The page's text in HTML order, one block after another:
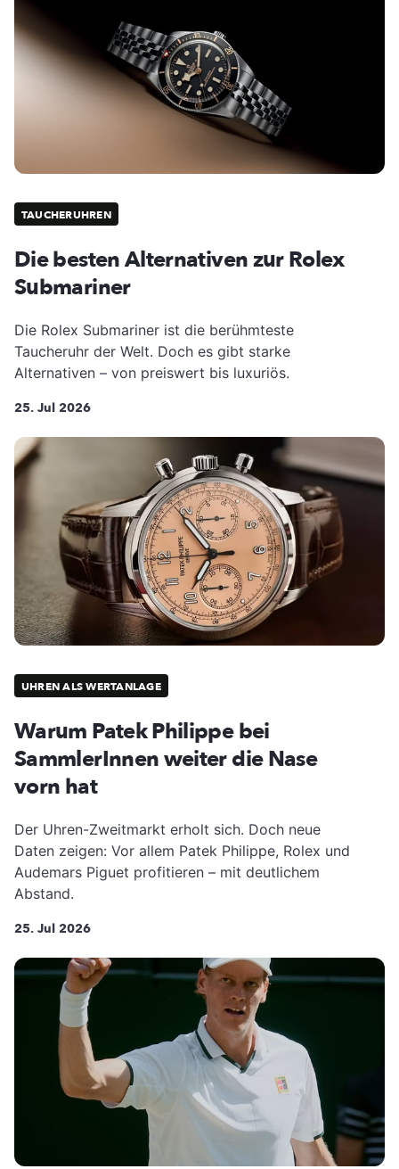
TAUCHERUHREN
Die besten Alternativen zur Rolex
Submariner
Die Rolex Submariner ist die berühmteste
Taucheruhr der Welt. Doch es gibt starke
Alternativen – von preiswert bis luxuriös.
25. Jul 2026
UHREN ALS WERTANLAGE
Warum Patek Philippe bei
SammlerInnen weiter die Nase
vorn hat
Der Uhren-Zweitmarkt erholt sich. Doch neue
Daten zeigen: Vor allem Patek Philippe, Rolex und
Audemars Piguet profitieren – mit deutlichem
Abstand.
25. Jul 2026